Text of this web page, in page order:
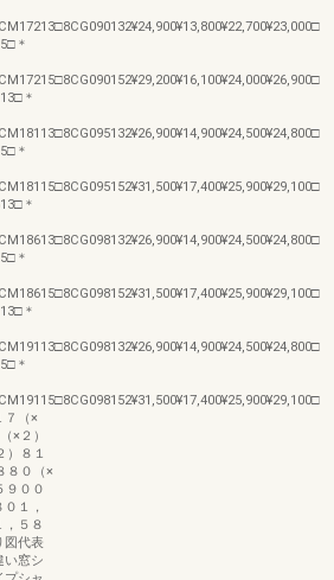
＊
＊
＊
＊
＊
＊
＊
７（×
×２）
）８１
８０（×
９００
１，
，５８
図代表
い窓シ